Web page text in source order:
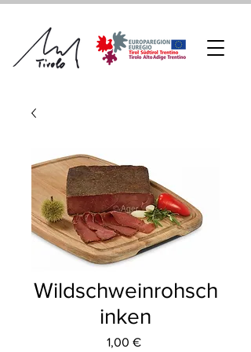
Wildschweinrohsch
inken
1,00 €Preis